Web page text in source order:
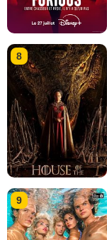
8
9